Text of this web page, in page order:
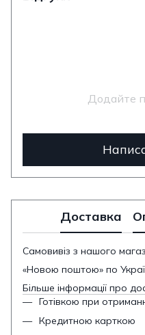
Додайте
Доставка
Самовивіз з нашого
«Новою поштою» по
Більше інформації про
Готівкою при
Кредитною карткою